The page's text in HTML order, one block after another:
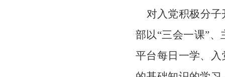
对入党积极分子
部以“三会一课”
平台每日一学、